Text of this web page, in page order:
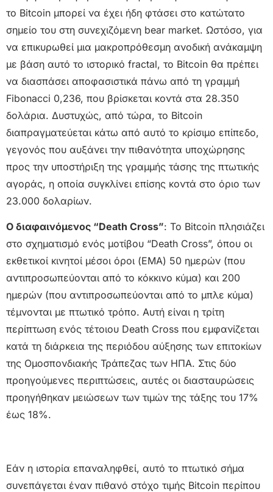
το Bitcoin μπορεί να έχει ήδη φτάσει στο κατώτατο
σημείο του στη συνεχιζόμενη bear market. Ωστόσο, για
να επικυρωθεί μια μακροπρόθεσμη ανοδική ανάκαμψη
με βάση αυτό το ιστορικό fractal, το Bitcoin θα πρέπει
να διασπάσει αποφασιστικά πάνω από τη γραμμή
Fibonacci 0,236, που βρίσκεται κοντά στα 28.350
δολάρια. Δυστυχώς, από τώρα, το Bitcoin
διαπραγματεύεται κάτω από αυτό το κρίσιμο επίπεδο,
γεγονός που αυξάνει την πιθανότητα υποχώρησης
προς την υποστήριξη της γραμμής τάσης της πτωτικής
αγοράς, η οποία συγκλίνει επίσης κοντά στο όριο των
23.000 δολαρίων.
Ο διαφαινόμενος “Death Cross”: Το Bitcoin πλησιάζει
στο σχηματισμό ενός μοτίβου “Death Cross”, όπου οι
εκθετικοί κινητοί μέσοι όροι (EMA) 50 ημερών (που
αντιπροσωπεύονται από το κόκκινο κύμα) και 200
ημερών (που αντιπροσωπεύονται από το μπλε κύμα)
τέμνονται με πτωτικό τρόπο. Αυτή είναι η τρίτη
περίπτωση ενός τέτοιου Death Cross που εμφανίζεται
κατά τη διάρκεια της περιόδου αύξησης των επιτοκίων
της Ομοσπονδιακής Τράπεζας των ΗΠΑ. Στις δύο
προηγούμενες περιπτώσεις, αυτές οι διασταυρώσεις
προηγήθηκαν μειώσεων των τιμών της τάξης του 17%
έως 18%.
Εάν η ιστορία επαναληφθεί, αυτό το πτωτικό σήμα
συνεπάγεται έναν πιθανό στόχο τιμής Bitcoin περίπου